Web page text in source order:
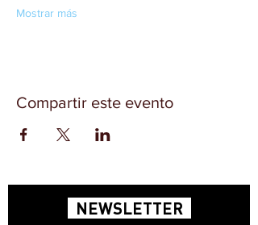
Mostrar más
Compartir este evento
NEWSLETTER